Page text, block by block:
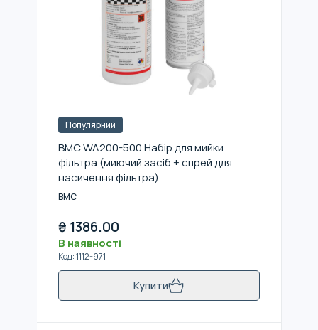
Популярний
BMC WA200-500 Набір для мийки
фільтра (миючий засіб + спрей для
насичення фільтра)
BMC
₴ 1386.00
В наявності
Код:1112-971
Купити